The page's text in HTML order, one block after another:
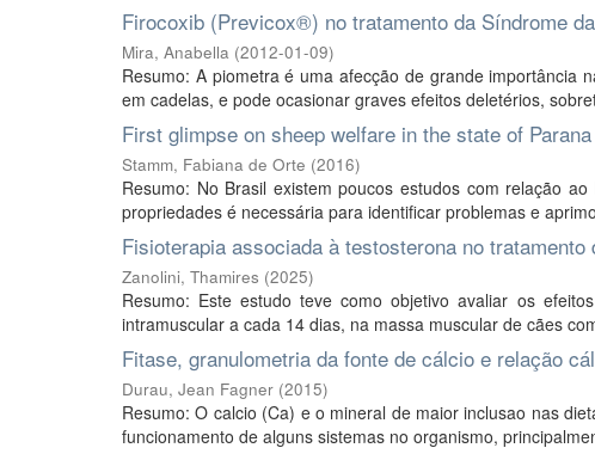
Firocoxib (Previcox®) no tratamento da Síndrome
Mira, Anabella (2012-01-09)
Resumo: A piometra é uma afecção de grande importância
em cadelas, e pode ocasionar graves efeitos deletérios,
First glimpse on sheep welfare in the state of
Stamm, Fabiana de Orte (2016)
Resumo: No Brasil existem poucos estudos com relação
propriedades é necessária para identificar problemas e
Fisioterapia associada à testosterona no
Zanolini, Thamires (2025)
Resumo: Este estudo teve como objetivo avaliar os
intramuscular a cada 14 dias, na massa muscular de cães
Fitase, granulometria da fonte de cálcio e relação
Durau, Jean Fagner (2015)
Resumo: O calcio (Ca) e o mineral de maior inclusao nas
funcionamento de alguns sistemas no organismo,